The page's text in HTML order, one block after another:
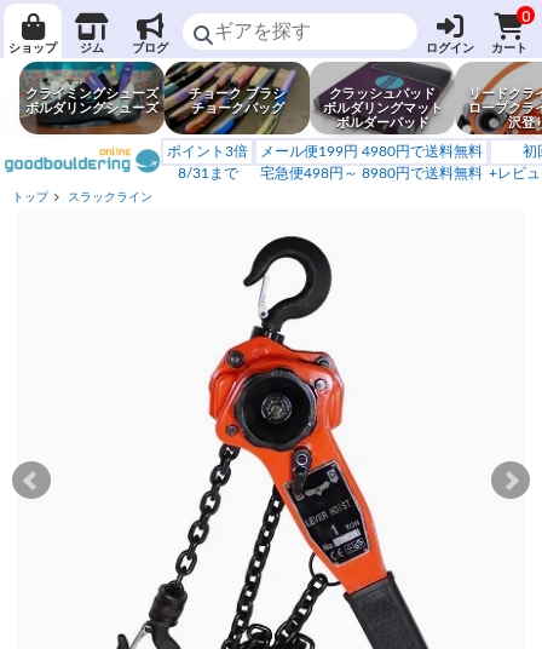
ショップ ジム ブログ ログイン
0
カート
クライミングシューズ
ボルダリングシューズ
チョーク ブラシ
チョークバッグ
クラッシュパッド
ボルダリングマット
ボルダーパッド
リードクラ
ロープクラ
沢登
ポイント3倍
8/31まで
メール便199円 4980円で送料無料
宅急便498円～ 8980円で送料無料
初
+レビ
トップ スラックライン